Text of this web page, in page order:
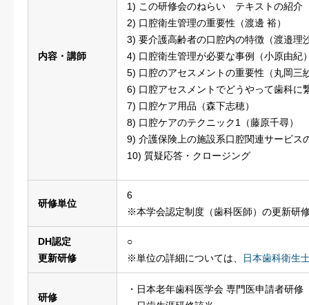
内容・講師
1) この研修会のねらい テキストの紹介
2) 口腔衛生管理の重要性（渡邊 裕）
3) 要介護高齢者の口腔内の特徴（渡邉理
4) 口腔衛生管理が必要な事例（小原由紀
5) 口腔のアセスメントの重要性（丸岡三
6) 口腔アセスメントでどうやって歯科に
7) 口腔ケア用品（森下志穂）
8) 口腔ケアのテクニック1（藤原千尋）
9) 介護保険上の施設系口腔関連サービス
10) 質疑応答・クロージング
研修単位
6
※本学会認定制度（歯科医師）の更新研
DH認定
更新研修
○
※単位の詳細については、
日本歯科衛生
研修
・日本老年歯科医学会 専門医申請者研修